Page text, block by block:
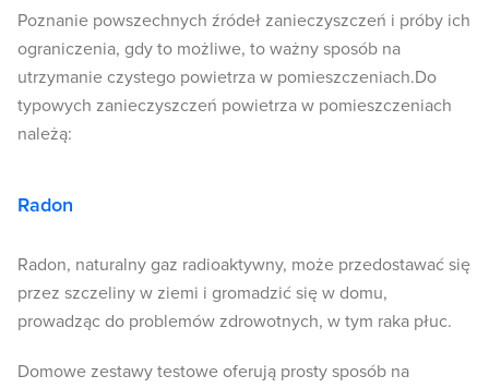
Poznanie powszechnych źródeł zanieczyszczeń i próby ich
ograniczenia, gdy to możliwe, to ważny sposób na
utrzymanie czystego powietrza w pomieszczeniach.Do
typowych zanieczyszczeń powietrza w pomieszczeniach
należą:
Radon
Radon, naturalny gaz radioaktywny, może przedostawać się
przez szczeliny w ziemi i gromadzić się w domu,
prowadząc do problemów zdrowotnych, w tym raka płuc.
Domowe zestawy testowe oferują prosty sposób na